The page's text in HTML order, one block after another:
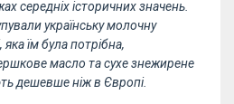
середніх історичних значень.
українську молочну
яка їм була потрібна,
масло та сухе знежирене
дешевше ніж в Європі.